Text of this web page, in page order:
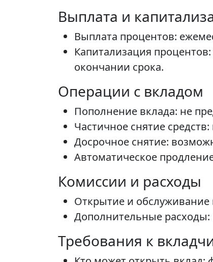
Выплата и
Выплата процентов:
Капитализация
окончании срока.
Операции с вкладом
Пополнение вклада: не
Частичное снятие
Досрочное снятие:
Автоматическое
Комиссии и расходы
Открытие и обслуживание
Дополнительные расходы:
Требования к